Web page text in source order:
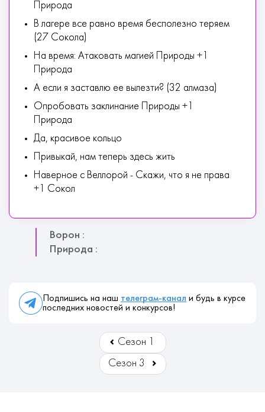
Природа
В лагере все равно время бесполезно теряем
(27 Сокола)
На время: Атаковать магией Природы +1
Природа
А если я заставлю ее вылезти? (32 алмаза)
Опробовать заклинание Природы +1
Природа
Да, красивое кольцо
Привыкай, нам теперь здесь жить
Наверное с Веллорой - Скажи, что я не права
+1 Сокол
Ворон :
Природа :
Подпишись на наш телеграм-канал и будь в курсе
последних новостей и конкурсов!
Сезон 1
Сезон 3